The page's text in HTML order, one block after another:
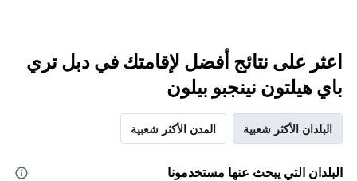
اعثر على نتائج أفضل لإقامتك في دبل تري
باي هيلتون نينجبو بيلون
البلدان الأكثر شعبية المدن الأكثر شعبية
البلدان التي يبحث عنها مستخدمونا